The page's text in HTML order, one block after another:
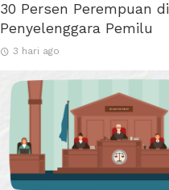
30 Persen Perempuan di
Penyelenggara Pemilu
3 hari ago